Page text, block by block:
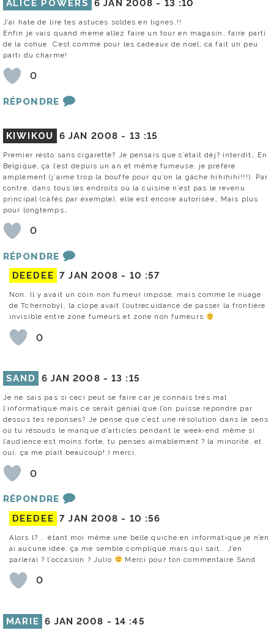
ALICE POWERS 6 JAN 2008 - 13 :10
J’ai hate de lire tes astuces soldes en lignes.!!
Enfin je vais quand meme allez faire un tour en magasin, faire parti
de la cohue. C’est comme pour les cadeaux de noel, ca fait un peu
parti du charme!
0
RÉPONDRE
KIWIKOU 6 JAN 2008 - 13 :15
Premier resto sans cigarette? Je pensais que c’était déj? interdit… En
Belgique, ça l’est depuis un an et même fumeuse, je préfère
amplement (j’aime trop la bouffe pour qu’on la gâche hihihihi!!!). Par
contre, dans tous les endroits où la cuisine n’est pas le revenu
principal (cafés par exemple), elle est encore autorisée… Mais plus
pour longtemps…
0
RÉPONDRE
DEEDEE 7 JAN 2008 - 10 :57
Non. Il y avait un coin non fumeur imposé, mais comme le nuage
de Tchernobyl, la clope avait l’outrecuidance de passer la frontière
invisible entre zone fumeurs et zone non fumeurs
0
SAND 6 JAN 2008 -13 :15
Je ne sais pas si ceci peut se faire car je connais trés mal
l’informatique mais ce serait génial que l’on puisse répondre par
dessus tes réponses? Je pense que c’est une résolution dans le sens
où tu résouds le manque d’articles pendant le week-end même si
l’audience est moins forte, tu penses aimablement ? la minorité, et
oui, ça me plaît beaucoup!:) merci.
0
RÉPONDRE
DEEDEE 7 JAN 2008 - 10 :56
Alors l? .. étant moi même une belle quiche en informatique je n’en
ai aucune idée. ça me semble compliqué mais qui sait.. J’en
parlerai ? l’occasion ? Julio
Merci pour ton commentaire Sand
0
MARIE 6 JAN 2008 - 14 :45